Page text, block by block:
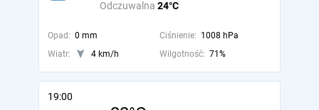
Odczuwalna 24°C
Opad: 0 mm Ciśnienie: 1008 hPa
Wiatr:
4 km/h Wilgotność: 71%
19:00